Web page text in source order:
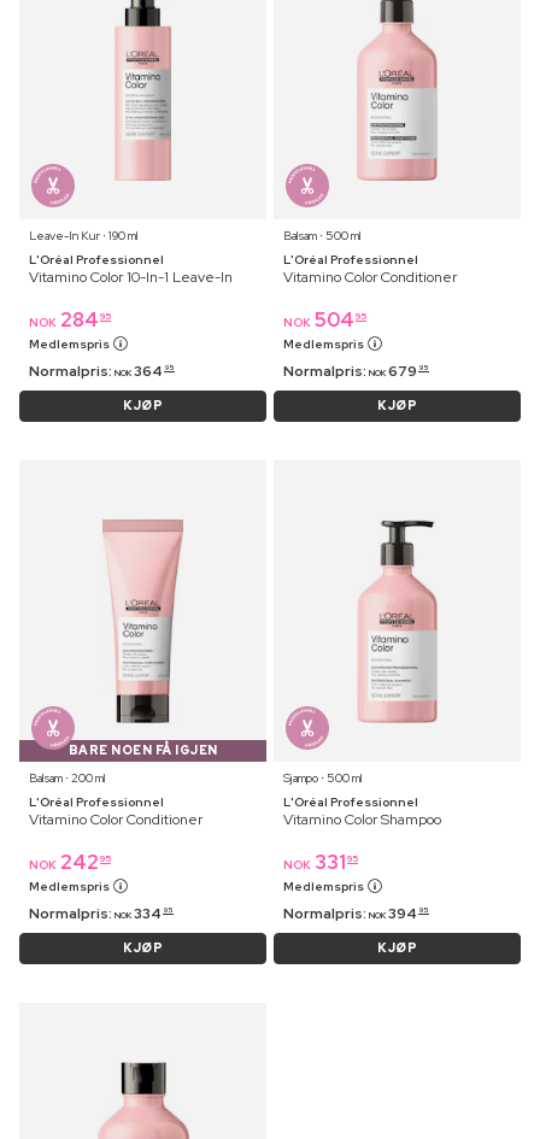
Leave-In Kur ⋅ 190 ml
L'Oréal Professionnel
Vitamino Color 10-In-1 Leave-In
NOK 284 95
Medlemspris
Normalpris: NOK 364 95
KJØP
Balsam ⋅ 500 ml
L'Oréal Professionnel
Vitamino Color Conditioner
NOK 504 95
Medlemspris
Normalpris: NOK 679 95
KJØP
BARE NOEN FÅ IGJEN
Balsam ⋅ 200 ml
L'Oréal Professionnel
Vitamino Color Conditioner
NOK 242 95
Medlemspris
Normalpris: NOK 334 95
KJØP
Sjampo ⋅ 500 ml
L'Oréal Professionnel
Vitamino Color Shampoo
NOK 331 95
Medlemspris
Normalpris: NOK 394 95
KJØP